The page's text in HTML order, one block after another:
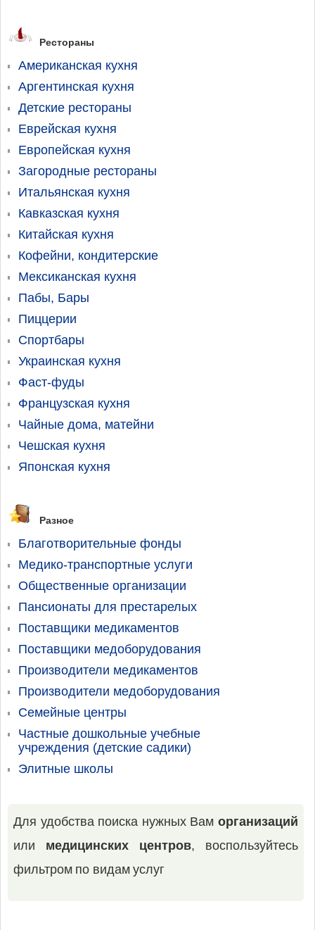
Рестораны
Американская кухня
Аргентинская кухня
Детские рестораны
Еврейская кухня
Европейская кухня
Загородные рестораны
Итальянская кухня
Кавказская кухня
Китайская кухня
Кофейни, кондитерские
Мексиканская кухня
Пабы, Бары
Пиццерии
Спортбары
Украинская кухня
Фаст-фуды
Французская кухня
Чайные дома, матейни
Чешская кухня
Японская кухня
Разное
Благотворительные фонды
Медико-транспортные услуги
Общественные организации
Пансионаты для престарелых
Поставщики медикаментов
Поставщики медоборудования
Производители медикаментов
Производители медоборудования
Семейные центры
Частные дошкольные учебные
учреждения (детские садики)
Элитные школы
Для удобства поиска нужных Вам организаций
или медицинских центров, воспользуйтесь
фильтром по видам услуг